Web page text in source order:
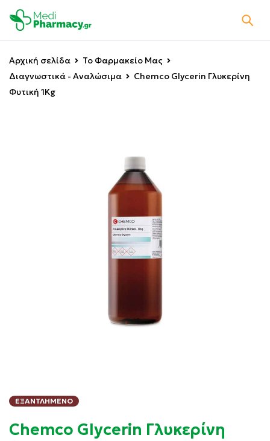
Αρχική σελίδα
Το Φαρμακείο Μας
Διαγνωστικά - Αναλώσιμα
Chemco Glycerin Γλυκερίνη
Φυτική 1Kg
ΕΞΑΝΤΛΗΜΈΝΟ
Chemco Glycerin Γλυκερίνη